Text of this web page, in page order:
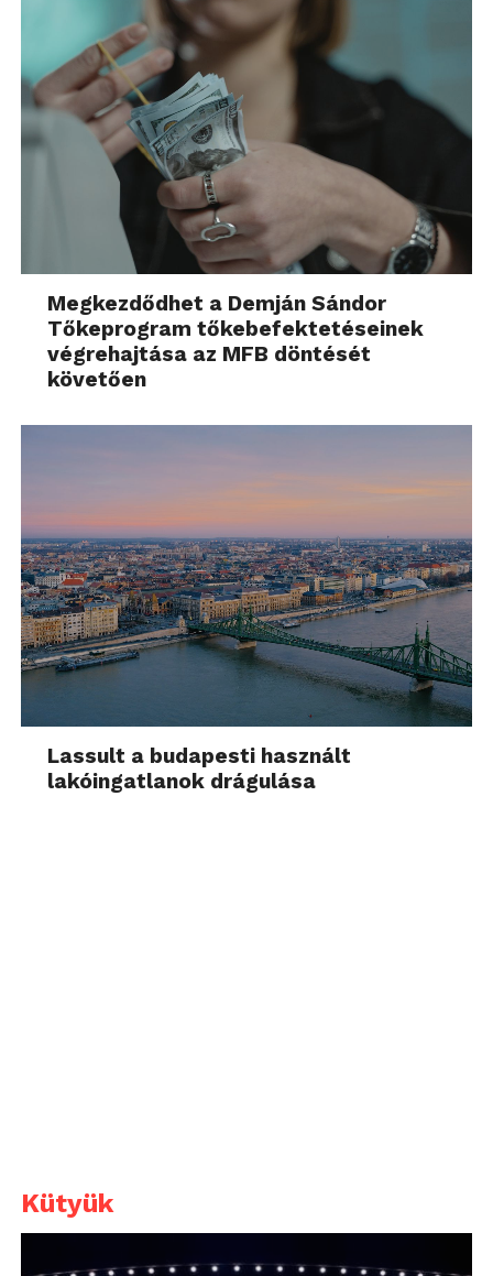
Megkezdődhet a Demján Sándor
Tőkeprogram tőkebefektetéseinek
végrehajtása az MFB döntését
követően
Lassult a budapesti használt
lakóingatlanok drágulása
Kütyük